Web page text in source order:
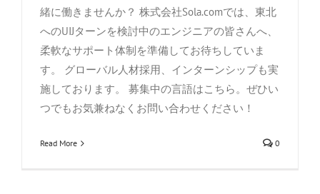
緒に働きませんか？ 株式会社Sola.comでは、東北
へのUIJターンを検討中のエンジニアの皆さんへ、
柔軟なサポート体制を準備してお待ちしていま
す。 グローバル人材採用、インターンシップも実
施しております。 募集中の言語はこちら。ぜひい
つでもお気兼ねなくお問い合わせください！
Read More 0
年金 年間休日：127日 休日：土日祝日他、毎週、
お盆休暇、年末年始休暇 月平均労働日数：19.8日
6ヶ月経過後の年次有給休暇日数：10日 終業時
間：10:00～19:00 休憩時間：60分 時間外月平均時
間：10時間 雇用形態；正社員 職種・派遣/請負：
派遣・請負ではない 雇用期間の定め：なし 再雇
その他：※入居可能住宅の負担額については面接
システム開発(PHP) 仕事内容 PHPでの業務用シス
テム開発業務です。当言語につき2年以上の業務
経験を有する方を優遇します。若手が多く活気が
ある会社で、入社後組織の中心として活躍して頂
きます。 基本給：216,000〜320,000円交通費：実
費支給（上限25,000円/月)必要資格・スキル：PHP
格・技能：以下は必須ではありません 日常&ビジ